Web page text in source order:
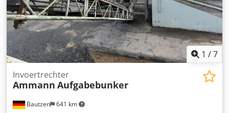
1 /7
Bautzen 641 km
Invoertrechter
Ammann Aufgabebunker